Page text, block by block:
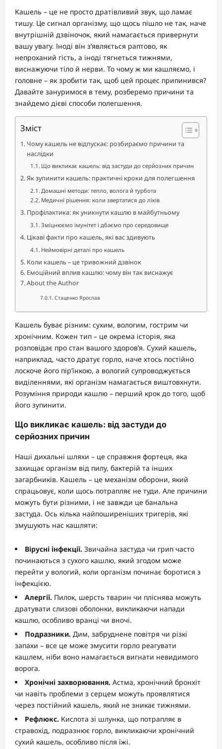
Кашель – це не просто дратівливий звук, що ламає
тишу. Це сигнал організму, що щось пішло не так, наче
внутрішній дзвіночок, який намагається привернути
вашу увагу. Іноді він з’являється раптово, як
непроханий гість, а іноді тягнеться тижнями,
виснажуючи тіло й нерви. То чому ж ми кашляємо, і
головне – як зробити так, щоб цей процес припинився?
Давайте зануримося в тему, розберемо причини та
знайдемо дієві способи полегшення.
Зміст
Чому кашель не відпускає: розбираємо причини та
наслідки
Що викликає кашель: від застуди до серйозних причин
Як зупинити кашель: практичні кроки для полегшення
Домашні методи: тепло, волога й турбота
Медичні рішення: коли звертатися до ліків
Профілактика: як уникнути кашлю в майбутньому
Зміцнюємо імунітет і дбаємо про середовище
Цікаві факти про кашель, які вас здивують
Неймовірні деталі про кашель
Коли кашель – це тривожний дзвінок
Емоційний вплив кашлю: чому він так виснажує
About the Author
Стаценко Ярослав
Кашель буває різним: сухим, вологим, гострим чи
хронічним. Кожен тип – це окрема історія, яка
розповідає про стан вашого здоров’я. Сухий кашель,
наприклад, часто дратує горло, наче хтось постійно
лоскоче його пір’їнкою, а вологий супроводжується
виділеннями, які організм намагається виштовхнути.
Розуміння природи кашлю – перший крок до того, щоб
його зупинити.
Що викликає кашель: від застуди до
серйозних причин
Наші дихальні шляхи – це справжня фортеця, яка
захищає організм від пилу, бактерій та інших
загарбників. Кашель – це механізм оборони, який
спрацьовує, коли щось потрапляє не туди. Але причини
можуть бути різними, і не завжди це банальна
застуда. Ось кілька найпоширеніших тригерів, які
змушують нас кашляти:
Вірусні інфекції. Звичайна застуда чи грип часто
починаються з сухого кашлю, який згодом може
перейти у вологий, коли організм починає боротися з
інфекцією.
Алергії. Пилок, шерсть тварин чи пліснява можуть
дратувати слизові оболонки, викликаючи напади
кашлю, особливо вранці чи вночі.
Подразники. Дим, забруднене повітря чи різкі
запахи – все це може змусити горло реагувати
кашлем, ніби воно намагається вигнати невидимого
ворога.
Хронічні захворювання. Астма, хронічний бронхіт
чи навіть проблеми з серцем можуть проявлятися
через постійний кашель, який не зникає тижнями.
Рефлюкс. Кислота зі шлунка, що потрапляє в
стравохід, подразнює горло, викликаючи хронічний
сухий кашель, особливо після їжі.